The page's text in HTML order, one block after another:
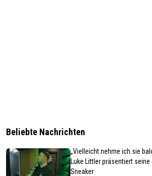
Beliebte Nachrichten
„Vielleicht nehme ich sie
Luke Littler präsentiert
Sneaker